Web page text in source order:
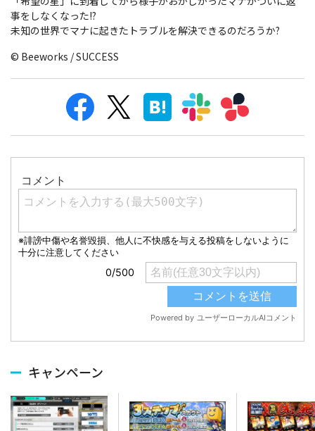
事をしなくなった!?
未知の世界でマナに起きたトラブルを解決できるのだろうか?
© Beeworks / SUCCESS
キャンペーン